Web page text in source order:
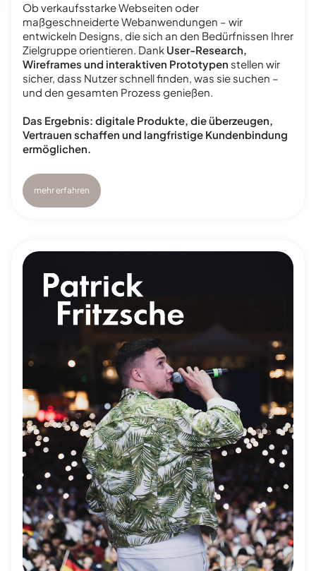
Ob verkaufsstarke Webseiten oder
maßgeschneiderte Webanwendungen – wir
entwickeln Designs, die sich an den Bedürfnissen Ihrer
Zielgruppe orientieren. Dank User-Research,
Wireframes und interaktiven Prototypen stellen wir
sicher, dass Nutzer schnell finden, was sie suchen –
und den gesamten Prozess genießen.
Das Ergebnis: digitale Produkte, die überzeugen,
Vertrauen schaffen und langfristige Kundenbindung
ermöglichen.
mehr erfahren